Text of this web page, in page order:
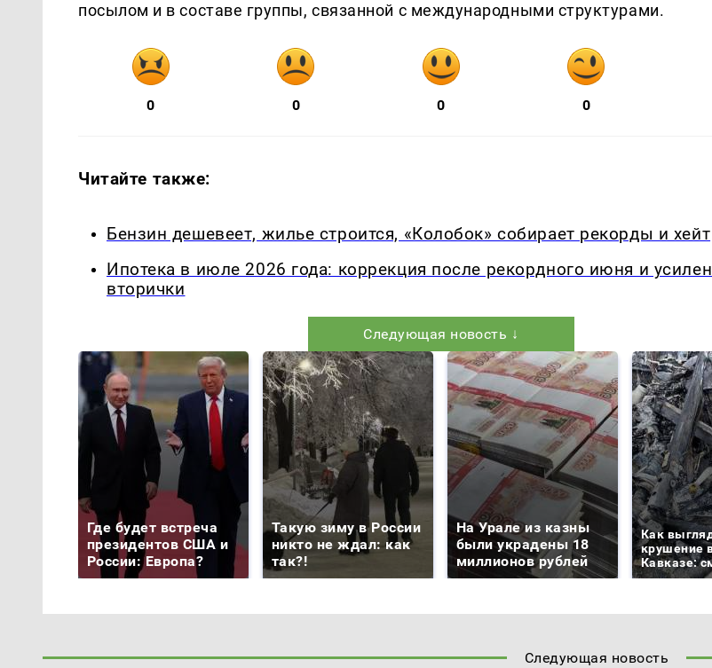
посылом и в составе группы, связанной с международными структурами.
0 0 0 0
Читайте также:
Бензин дешевеет, жилье строится, «Колобок» собирает рекорды и хейт
Ипотека в июле 2026 года: коррекция после рекордного июня и
вторички
Следующая новость ↓
Где будет встреча
президентов США и
России: Европа?
Такую зиму в России
никто не ждал: как
так?!
На Урале из казны
были украдены 18
миллионов рублей
Как
крушение
Кавказе:
Следующая новость